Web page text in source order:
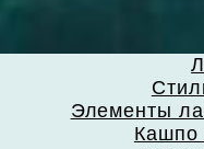
Элементы
Кашпо